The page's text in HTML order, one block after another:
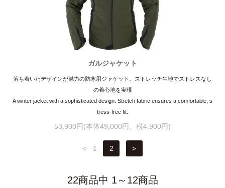
ガルジャケット
落ち着いたデザインが魅力の防寒用ジャケット。ストレッチ生地でストレスなし
の着心地を実現
A winter jacket with a sophisticated design. Stretch fabric ensures a comfortable, s
tress-free fit.
53,900円(本体49,000円、税4,900円)
< 1 2 >
22商品中 1～12商品